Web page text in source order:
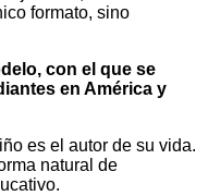
formato, sino
con el que se
en América y
es el autor de su vida.
natural de